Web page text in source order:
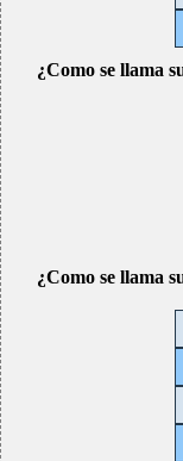
¿Como se llama
¿Como se llama